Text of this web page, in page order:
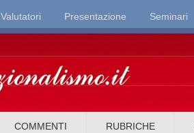
Valutatori Presentazione Seminari
COMMENTI RUBRICHE